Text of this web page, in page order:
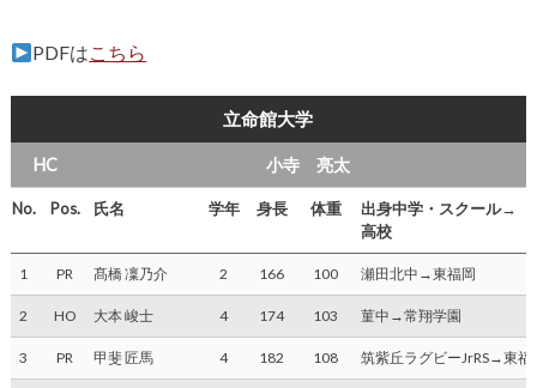
PDFはこちら
立命館大学
HC 小寺 亮太
No. Pos. 氏名 学年 身長 体重
出身中学・スクール→
高校
1 PR 髙橋 凜乃介 2 166 100 瀬田北中→東福岡
2 HO 大本 峻士 4 174 103 菫中→常翔学園
3 PR 甲斐 匠馬 4 182 108 筑紫丘ラグビーJrRS→東福